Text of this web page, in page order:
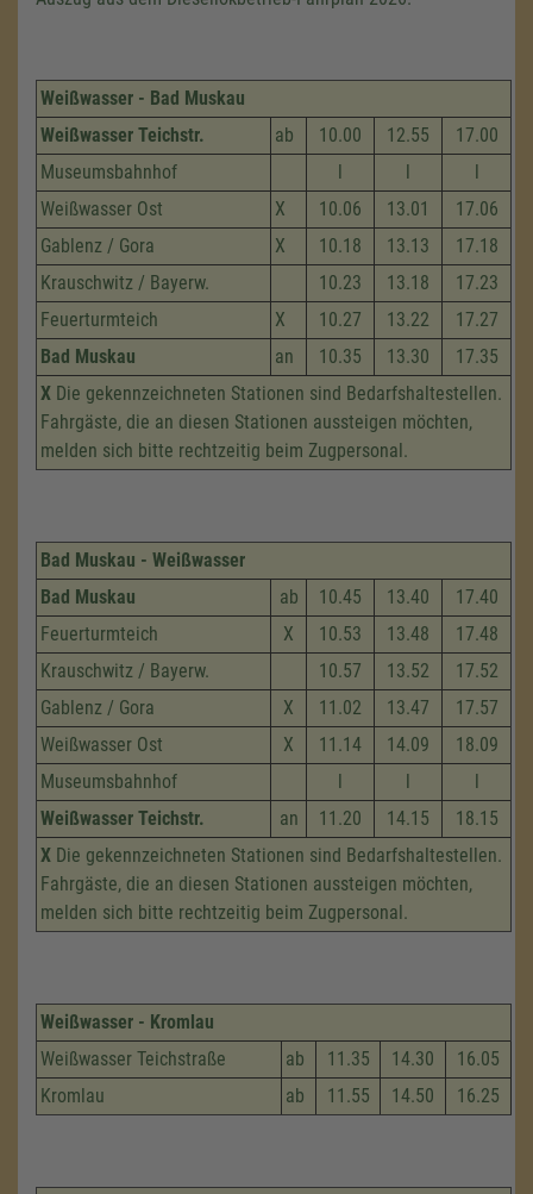
Weißwasser - Bad Muskau
Weißwasser Teichstr.
ab 10.00 12.55
17.00
Museumsbahnhof
l l
l
Weißwasser Ost
X 10.06 13.01
17.06
Gablenz / Gora
X 10.18 13.13
17.18
Krauschwitz / Bayerw.
10.23 13.18
17.23
Feuerturmteich
X 10.27 13.22
17.27
Bad Muskau
an 10.35 13.30
17.35
X Die gekennzeichneten Stationen sind Bedarfshaltestellen.
Fahrgäste, die an diesen Stationen aussteigen möchten,
melden sich bitte rechtzeitig beim Zugpersonal.
Bad Muskau - Weißwasser
Bad Muskau
ab 10.45 13.40
17.40
Feuerturmteich
X 10.53 13.48
17.48
Krauschwitz / Bayerw.
10.57 13.52
17.52
Gablenz / Gora
X 11.02 13.47
17.57
Weißwasser Ost
X 11.14 14.09
18.09
Museumsbahnhof
l l
l
Weißwasser Teichstr.
an 11.20 14.15
18.15
X Die gekennzeichneten Stationen sind Bedarfshaltestellen.
Fahrgäste, die an diesen Stationen aussteigen möchten,
melden sich bitte rechtzeitig beim Zugpersonal.
Weißwasser - Kromlau
Weißwasser Teichstraße
ab 11.35 14.30
16.05
Kromlau
ab 11.55 14.50 16.25